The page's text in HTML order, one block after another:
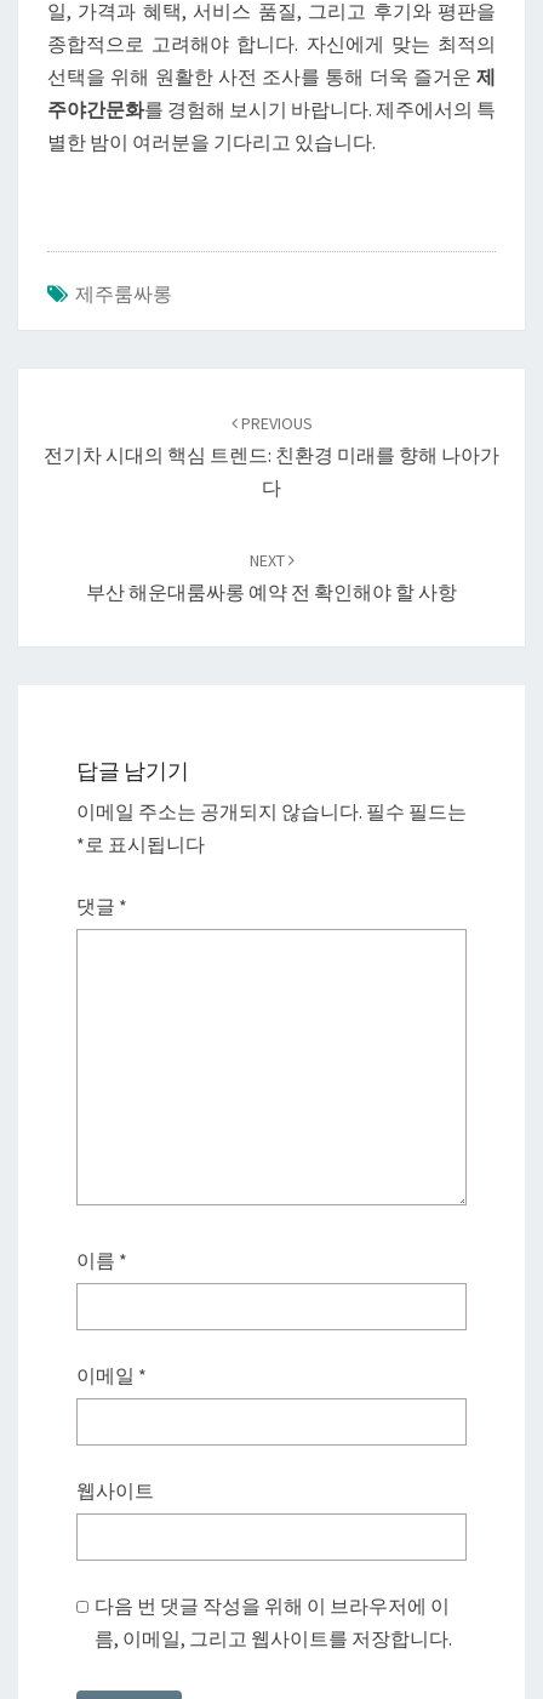
일, 가격과 혜택, 서비스 품질, 그리고 후기와 평판을
종합적으로 고려해야 합니다. 자신에게 맞는 최적의
선택을 위해 원활한 사전 조사를 통해 더욱 즐거운 제
주야간문화를 경험해 보시기 바랍니다. 제주에서의 특
별한 밤이 여러분을 기다리고 있습니다.
제주룸싸롱
PREVIOUS
전기차 시대의 핵심 트렌드: 친환경 미래를 향해 나아가
다
NEXT
부산 해운대룸싸롱 예약 전 확인해야 할 사항
답글 남기기
이메일 주소는 공개되지 않습니다. 필수 필드는
*로 표시됩니다
댓글 *
이름 *
이메일 *
웹사이트
다음 번 댓글 작성을 위해 이 브라우저에 이
름, 이메일, 그리고 웹사이트를 저장합니다.